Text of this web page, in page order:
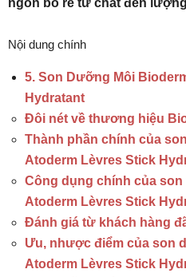
ngon bổ rẻ từ chất đến
Nội dung chính
5. Son Dưỡng Môi
Hydratant
Đôi nét về thương hiệu
Thành phần chính của
Atoderm Lèvres Stick
Công dụng chính của
Atoderm Lèvres Stick
Đánh giá từ khách hàng
Ưu, nhược điểm của son
Atoderm Lèvres Stick